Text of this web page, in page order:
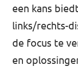
een kans
links/rechts-
de focus te
en